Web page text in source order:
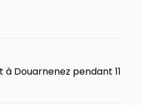
Douarnenez pendant 11